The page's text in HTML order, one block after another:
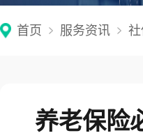
首页 服务资讯
养老保险